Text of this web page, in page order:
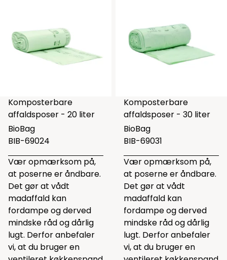
Komposterbare
affaldsposer - 20 liter
BioBag
BIB-69024
Vær opmærksom på,
at poserne er åndbare.
Det gør at vådt
madaffald kan
fordampe og derved
mindske råd og dårlig
lugt. Derfor anbefaler
vi, at du bruger en
Komposterbare
affaldsposer - 30 liter
BioBag
BIB-69031
Vær opmærksom på,
at poserne er åndbare.
Det gør at vådt
madaffald kan
fordampe og derved
mindske råd og dårlig
lugt. Derfor anbefaler
vi, at du bruger en